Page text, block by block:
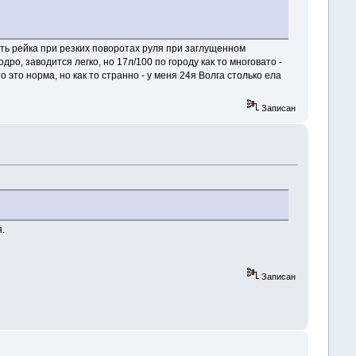
рейка при резких поворотах руля при заглущенном
заводится легко, но 17л/100 по городу как то многовато -
норма, но как то странно - у меня 24я Волга столько ела
Записан
Записан